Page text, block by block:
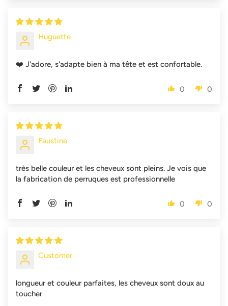
Huguette
❤️ J'adore, s'adapte bien à ma tête et est confortable.
0 0
Faustine
très belle couleur et les cheveux sont pleins. Je vois que
la fabrication de perruques est professionnelle
0 0
Customer
longueur et couleur parfaites, les cheveux sont doux au
toucher